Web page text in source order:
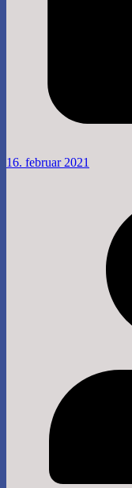
16. februar 2021